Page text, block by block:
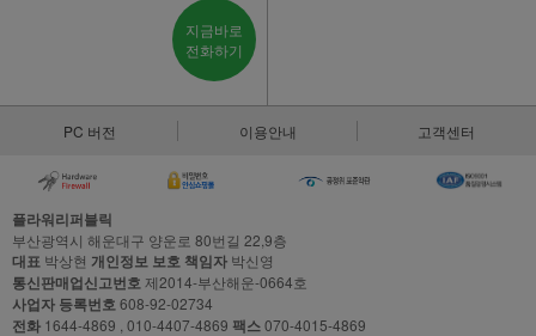
지금바로
전화하기
PC 버전 이용안내 고객센터
플라워리퍼블릭
부산광역시 해운대구 양운로 80번길 22,9층
대표 박상현 개인정보 보호 책임자 박신영
통신판매업신고번호제2014-부산해운-0664호
사업자 등록번호608-92-02734
전화 1644-4869 , 010-4407-4869 팩스070-4015-4869